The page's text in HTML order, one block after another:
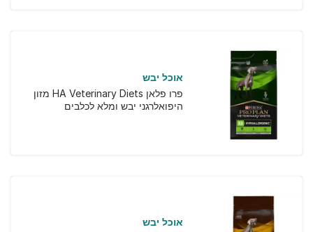
אוכל יבש
פרו פלאן HA Veterinary Diets מזון
היפואלרגני יבש ומלא לכלבים
אוכל יבש